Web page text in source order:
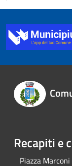
Recapiti e
Piazza